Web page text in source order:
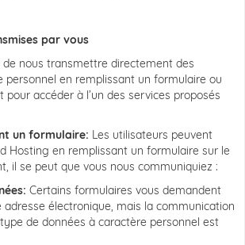
par vous
de nous transmettre directement des
personnel en remplissant un formulaire ou
accéder à l’un des services proposés
un formulaire: Les utilisateurs peuvent
Hosting en remplissant un formulaire sur le
il se peut que vous nous communiquiez :
Certains formulaires vous demandent
adresse électronique, mais la communication
de données à caractère personnel est